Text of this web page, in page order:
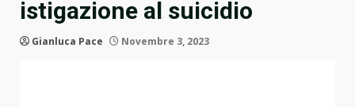
istigazione al suicidio
Gianluca Pace Novembre 3, 2023